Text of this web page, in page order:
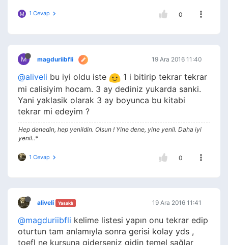
M 1 Cevap 0
M magduriibfli 19 Ara 2016 11:40
@aliveli bu iyi oldu iste
1 i bitirip tekrar tekrar
mi calisiyim hocam. 3 ay dediniz yukarda sanki.
Yani yaklasik olarak 3 ay boyunca bu kitabi
tekrar mi edeyim ?
Hep denedin, hep yenildin. Olsun ! Yine dene, yine yenil. Daha iyi
yenil..*
1 Cevap 0
aliveli Yasaklı 19 Ara 2016 11:41
@magduriibfli kelime listesi yapın onu tekrar edip
oturtun tam anlamıyla sonra gerisi kolay yds ,
toefl ne kursuna giderseniz gidin temel sağlar